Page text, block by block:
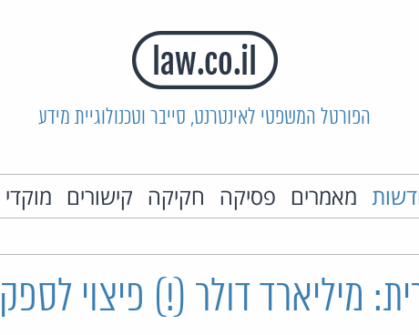
הפורטל המשפטי לאינטרנט, סייבר וטכנולוגיית מידע
מאמרים פסיקה חקיקה קישורים
מיליארד דולר (!) פיצוי